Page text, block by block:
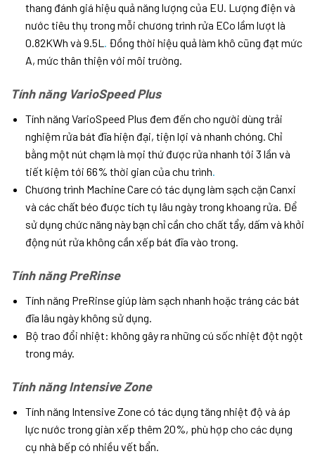
thang đánh giá hiệu quả năng lượng của EU. Lượng điện và
nước tiêu thụ trong mỗi chương trình rửa ECo lầm lượt là
0.82KWh và 9.5L . Đồng thời hiệu quả làm khô cũng đạt mức
A, mức thân thiện với môi trường.
Tính năng VarioSpeed Plus
Tính năng VarioSpeed Plus đem đến cho người dùng trải
nghiệm rửa bát đĩa hiện đại, tiện lợi và nhanh chóng. Chỉ
bằng một nút chạm là mọi thứ được rửa nhanh tới 3 lần và
tiết kiệm tới 66% thời gian của chu trình.
Chương trình Machine Care có tác dụng làm sạch cặn Canxi
và các chất béo được tích tụ lâu ngày trong khoang rửa. Để
sử dụng chức năng này bạn chỉ cần cho chất tẩy, dấm và khởi
động nút rửa không cần xếp bát đĩa vào trong.
Tính năng PreRinse
Tính năng PreRinse giúp làm sạch nhanh hoặc tráng các bát
đĩa lâu ngày không sử dụng.
Bộ trao đổi nhiệt: không gây ra những cú sốc nhiệt đột ngột
trong máy.
Tính năng Intensive Zone
Tính năng Intensive Zone có tác dụng tăng nhiệt độ và áp
lực nước trong giàn xếp thêm 20%, phù hợp cho các dụng
cụ nhà bếp có nhiều vết bẩn.